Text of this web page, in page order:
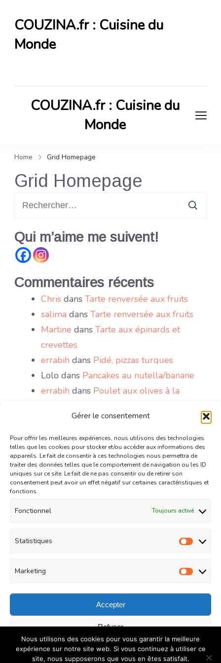
Gérer le consentement
Pour offrir les meilleures expériences, nous utilisons des technologies
telles que les cookies pour stocker et/ou accéder aux informations des
appareils. Le fait de consentir à ces technologies nous permettra de
traiter des données telles que le comportement de navigation ou les ID
uniques sur ce site. Le fait de ne pas consentir ou de retirer son
consentement peut avoir un effet négatif sur certaines caractéristiques et
fonctions.
Fonctionnel Toujours activé
Statistiques
Marketing
Accepter
Refuser
Enregistrer les préférences
COUZINA.fr : Cuisine du
Monde
COUZINA.fr : Cuisine du
Monde
Home Grid Homepage
Grid Homepage
Qui m’aime me suivent!
Commentaires récents
Chris dans Tarte renversée aux fruits
salima dans Tarte renversée aux fruits
Martine dans Tarte aux épinards et
crevettes
errabih dans Pidé, pizzas turques
Lolo dans Pancakes au nutella/banane
errabih dans Poulet aux olives à la
dansLe Mont Blanc, gâteau antillais
wattootedansGaufres comme à la fête
foraine
ChrisdansMini tartelettes aux chocolat
et confiture de lait caramélisé
chocolat et confiture de lait caramélisé
Politique de confidentialité
© Copyright 2026COUZINA.fr : Cuisine du Monde. All
Rights Reserved.Recipe Quest | Developed ByWP
Delicious. Powered byWordPress. Politique de
Nous utilisons des cookies pour vous garantir la meilleure
expérience sur notre site web. Si vous continuez à utiliser ce
site, nous supposerons que vous en êtes satisfait.